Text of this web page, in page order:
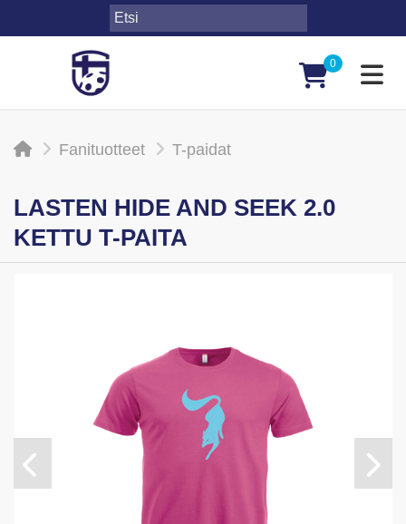
0
Fanituotteet T-paidat
LASTEN HIDE AND SEEK 2.0
KETTU T-PAITA